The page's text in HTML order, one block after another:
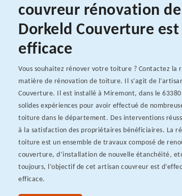
couvreur rénovation
Dorkeld Couverture est
efficace
Vous souhaitez rénover votre toiture ? Contactez la
matière de rénovation de toiture. Il s’agit de
Couverture. Il est installé à Miremont, dans le
solides expériences pour avoir effectué de
toiture dans le département. Des interventions
à la satisfaction des propriétaires bénéficiaires. La
toiture est un ensemble de travaux composé de
couverture, d’installation de nouvelle étanchéité,
toujours, l’objectif de cet artisan couvreur est
efficace.